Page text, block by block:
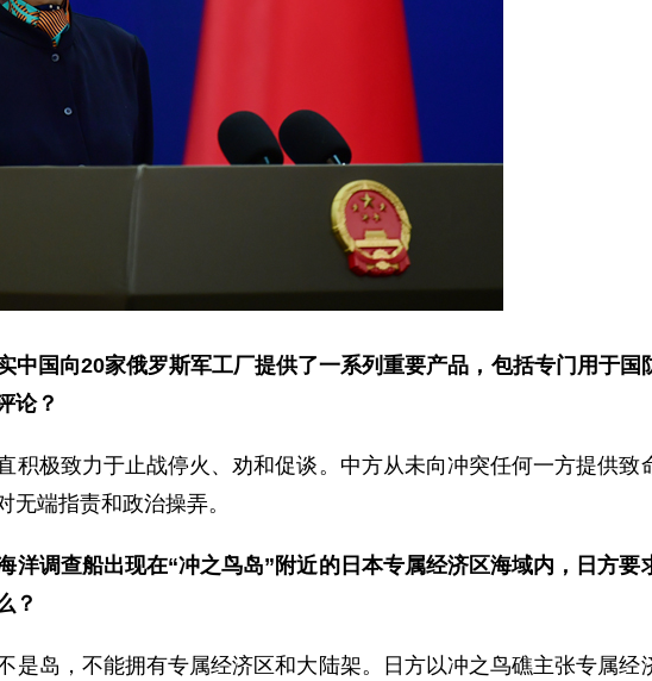
中国向20家俄罗斯军工厂提供了一系列重要产品，包括专门用于国
论？
积极致力于止战停火、劝和促谈。中方从未向冲突任何一方提供致
端指责和政治操弄。
洋调查船出现在“冲之鸟岛”附近的日本专属经济区海域内，日方要
？
岛，不能拥有专属经济区和大陆架。日方以冲之鸟礁主张专属经